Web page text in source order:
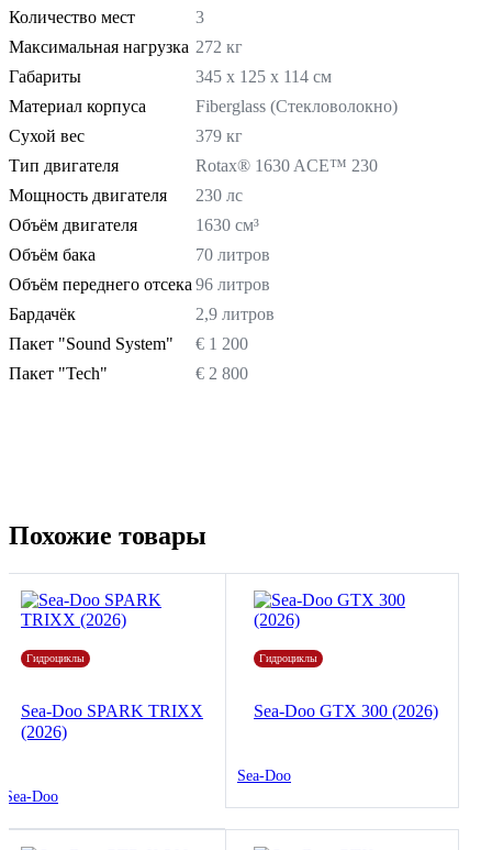
Количество мест
3
Максимальная нагрузка 272 кг
Габариты
345 х 125 х 114 см
Материал корпуса
Fiberglass (Стекловолокно)
Сухой вес
379 кг
Тип двигателя
Rotax® 1630 ACE™ 230
Мощность двигателя
230 лс
Объём двигателя
1630 см³
Объём бака
70 литров
Объём переднего отсека 96 литров
Бардачёк
2,9 литров
Пакет "Sound System"
€ 1 200
Пакет "Tech"
€ 2 800
Похожие товары
Гидроциклы
Sea-Doo SPARK TRIXX
(2026)
Sea-Doo
Гидроциклы
Sea-Doo GTX 300 (2026)
Sea-Doo